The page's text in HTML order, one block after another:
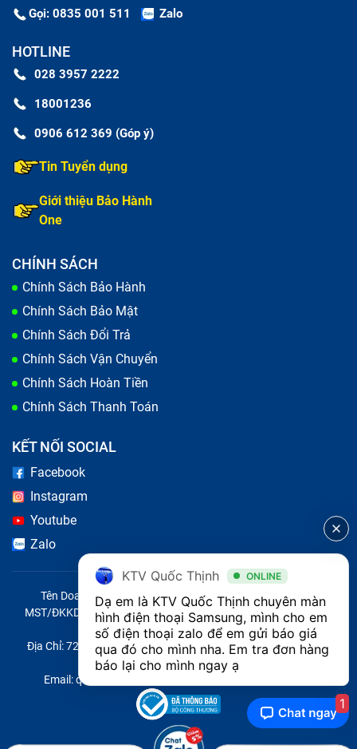
Gọi: 0835 001 511 Zalo
HOTLINE
028 3957 2222
18001236
0906 612 369 (Góp ý)
Tin Tuyển dụng
Giới thiệu Bảo Hành
One
CHÍNH SÁCH
Chính Sách Bảo Hành
Chính Sách Bảo Mật
Chính Sách Đổi Trả
Chính Sách Vận Chuyển
Chính Sách Hoàn Tiền
Chính Sách Thanh Toán
KẾT NỐI SOCIAL
Facebook
Instagram
Youtube
Zalo
Tên Doanh Nghiệp: CÔNG TY TNHH CITY ONE VIỆT NAM
MST/ĐKKD/QĐTL: 0316569346 do sở KHĐT TP.HCM cấp ngày
14/04/2023
Địa Chỉ: 721 Trường Chinh, Phường Tây Thạnh, Quận Tân Phú,
Thành phố Hồ Chí Minh, Việt Nam
Email: quoc@baohanhone.com | Điện Thoại: 18001236
KTV Quốc Thịnh ONLINE
Dạ em là KTV Quốc Thịnh chuyên màn
hình điện thoại Samsung, mình cho em
số điện thoại zalo để em gửi báo giá
qua đó cho mình nha. Em tra đơn hàng
báo lại cho mình ngay ạ
1